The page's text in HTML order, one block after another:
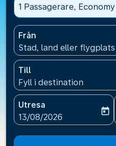
1 Passagerare, Economy
Från
Stad, land eller flygplats
Till
Fyll i destination
Utresa
fc-booking-departure-
13/08/2026
today